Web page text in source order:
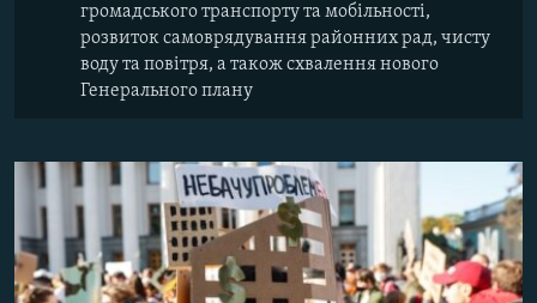
громадського транспорту та мобільності,
розвиток самоврядування районних рад, чисту
воду та повітря, а також схвалення нового
Генерального плану